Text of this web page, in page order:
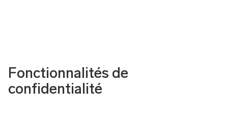
Fonctionnalités de
confidentialité